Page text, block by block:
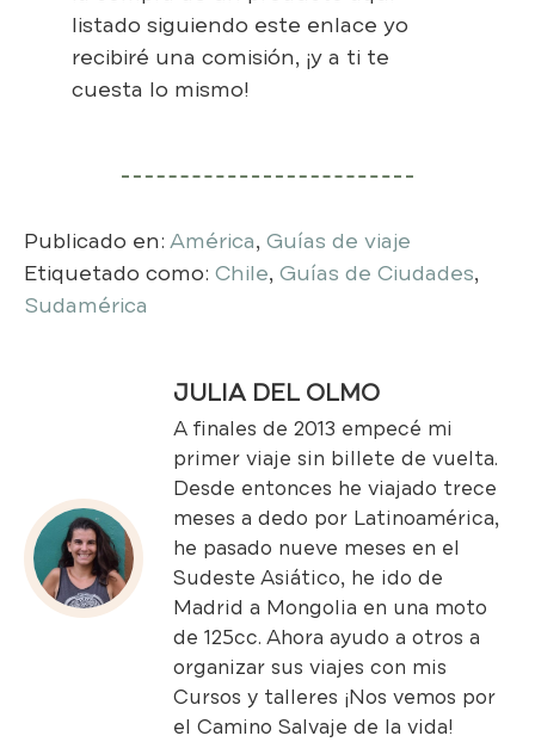
listado siguiendo este enlace yo
recibiré una comisión, ¡y a ti te
cuesta lo mismo!
Publicado en: América, Guías de viaje
Etiquetado como: Chile, Guías de Ciudades,
Sudamérica
JULIA DEL OLMO
A finales de 2013 empecé mi
primer viaje sin billete de vuelta.
Desde entonces he viajado trece
meses a dedo por Latinoamérica,
he pasado nueve meses en el
Sudeste Asiático, he ido de
Madrid a Mongolia en una moto
de 125cc. Ahora ayudo a otros a
organizar sus viajes con mis
Cursos y talleres ¡Nos vemos por
el Camino Salvaje de la vida!